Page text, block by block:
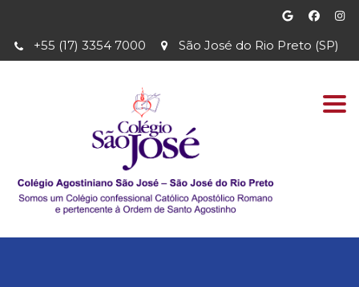
São José do Rio Preto (SP)
+55 (17) 3354 7000